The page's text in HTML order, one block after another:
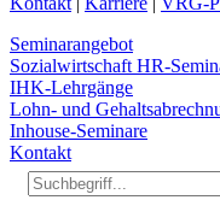
Seminarangebot
Sozialwirtschaft HR-
IHK-Lehrgänge
Lohn- und
Inhouse-Seminare
Kontakt